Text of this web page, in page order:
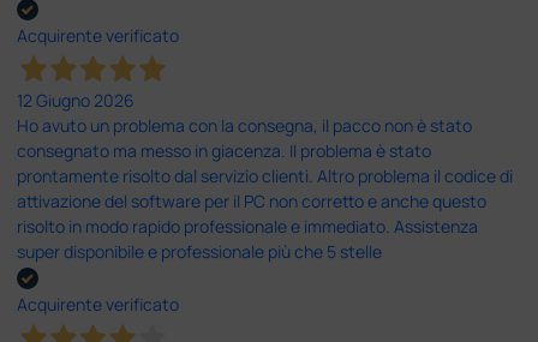
Acquirente verificato
12 Giugno 2026
Ho avuto un problema con la consegna, il pacco non è stato
consegnato ma messo in giacenza. Il problema è stato
prontamente risolto dal servizio clienti. Altro problema il codice di
attivazione del software per il PC non corretto e anche questo
risolto in modo rapido professionale e immediato. Assistenza
super disponibile e professionale più che 5 stelle
Acquirente verificato